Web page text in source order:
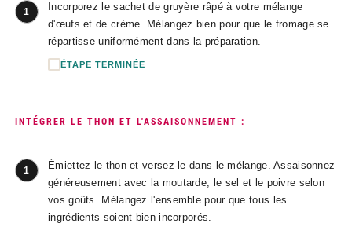
1
Incorporez le sachet de gruyère râpé à votre mélange
d'œufs et de crème. Mélangez bien pour que le fromage se
répartisse uniformément dans la préparation.
ÉTAPE TERMINÉE
INTÉGRER LE THON ET L'ASSAISONNEMENT :
1
Émiettez le thon et versez-le dans le mélange. Assaisonnez
généreusement avec la moutarde, le sel et le poivre selon
vos goûts. Mélangez l'ensemble pour que tous les
ingrédients soient bien incorporés.